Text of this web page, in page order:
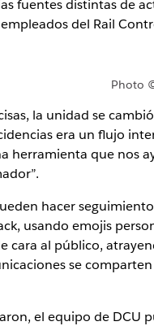
fuentes distintas de
del Rail
Photo
la unidad se
era un flujo
herramienta que
hacer
usando emojis
cara al público,
se
el equipo de